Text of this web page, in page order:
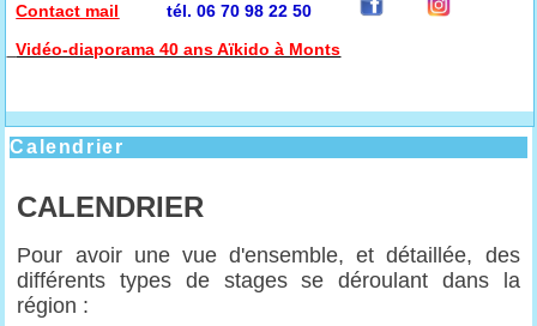
Contact mail
tél. 06 70 98 22 50
Vidéo-diaporama 40 ans Aïkido à Monts
Calendrier
CALENDRIER
Pour avoir une vue d'ensemble, et détaillée, des
différents types de stages se déroulant dans la
région :